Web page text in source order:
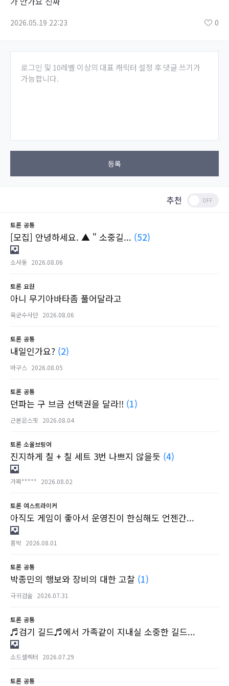
2026.05.19 22:23 0
로그인 및 10레벨 이상의 대표 캐릭터 설정 후 댓글 쓰기가
가능합니다.
등록
추천
토론 공통
[모집] 안녕하세요. ▲ " 소중길... (52)
소사동 2026.08.06
토론 요원
아니 무기아바타좀 풀어달라고
육군수사단 2026.08.06
토론 공통
내일인가요? (2)
바구스 2026.08.05
토론 공통
던파는 구 브금 선택권을 달라!! (1)
근본은스핏 2026.08.04
토론 소울브링어
진지하게 칠 + 칠 세트 3번 나쁘지 않을듯 (4)
가짜***** 2026.08.02
토론 여스트라이커
아직도 게임이 좋아서 운영진이 한심해도 언젠간...
흉박 2026.08.01
토론 공통
박종민의 행보와 장비의 대한 고찰 (1)
극귀검술 2026.07.31
토론 공통
♬검기 길드♬에서 가족같이 지내실 소중한 길드...
소드셀렉터 2026.07.29
토론 공통